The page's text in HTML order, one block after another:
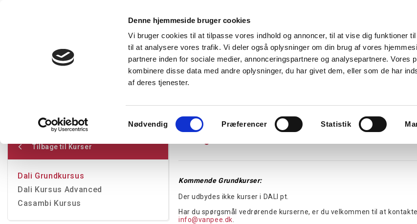
Denne hjemmeside bruger cookies
Vi bruger cookies til at tilpasse vores indhold og annoncer, til at vise dig funktioner
til at analysere vores trafik. Vi deler også oplysninger om din brug af vores
partnere inden for sociale medier, annonceringspartnere og analysepartnere. Vores
kombinere disse data med andre oplysninger, du har givet dem, eller som de har
af deres tjenester.
Nødvendig Præferencer Statistik
Produkter Express levering Vidensbank Kurser Referencer Kontakt os
Tilbage til Kurser
Dali Grundkursus
Dali Kursus Advanced
Casambi Kursus
Kommende Grundkurser:
Der udbydes ikke kurser i DALI pt.
Har du spørgsmål vedrørende kurserne, er du velkommen til at
info@vanpee.dk